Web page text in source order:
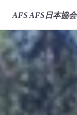
AFS AFS日本協会